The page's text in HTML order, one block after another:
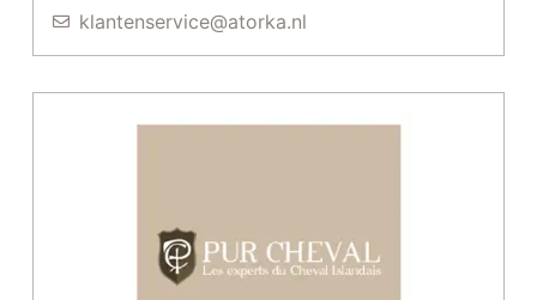
klantenservice@atorka.nl